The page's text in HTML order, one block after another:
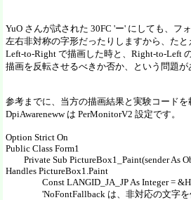
YuO さんが試された 30FC 'ー' にしても、フ
左右非対称の字形だったりしますから、たと
Left-to-Right で描画した時と、Right-to-Left
描画を反転させるべきか否か、という問題が
参考までに、当方の描画結果と実験コードを
DpiAwareneww は PerMonitorV2 設定です。
Option Strict On
Public Class Form1
Private Sub PictureBox1_Paint(sender As
Handles PictureBox1.Paint
Const LANGID_JA_JP As Integer =
'NoFontFallback は、非対応の文字を